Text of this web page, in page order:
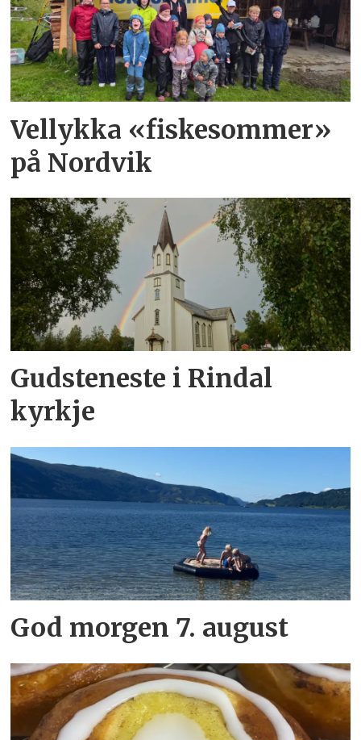
Vellykka «fiskesommer»
på Nordvik
Gudsteneste i Rindal
kyrkje
God morgen 7. august